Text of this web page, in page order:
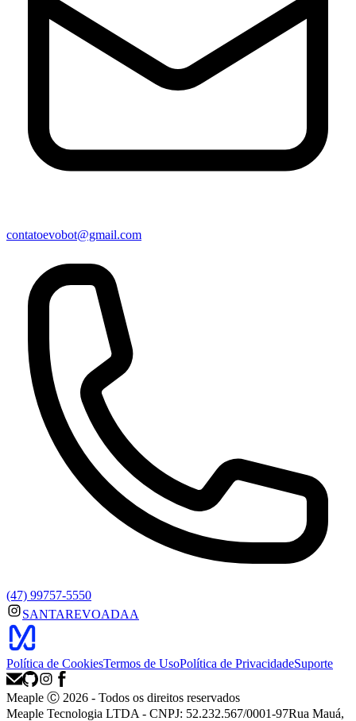
contatoevobot@gmail.com
(47) 99757-5550
SANTAREVOADAA
Política de CookiesTermos de UsoPolítica de PrivacidadeSuporte
Meaple Ⓒ 2026 - Todos os direitos reservados
Meaple Tecnologia LTDA - CNPJ: 52.232.567/0001-97Rua Mauá,